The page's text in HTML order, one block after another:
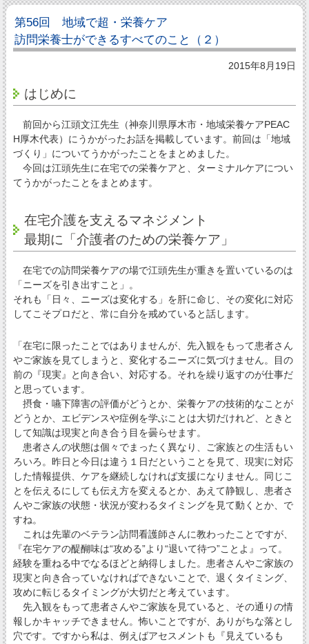
第56回 地域で超・栄養ケア
訪問栄養士ができるすべてのこと（２）
2015年8月19日
はじめに
前回から江頭文江先生（神奈川県厚木市・地域栄養ケアPEAC
H厚木代表）にうかがったお話を掲載しています。前回は「地域
づくり」についてうかがったことをまとめました。
今回は江頭先生に在宅での栄養ケアと、ターミナルケアについ
てうかがったことをまとめます。
在宅介護を支えるマネジメント
最期に「介護者のための栄養ケア」
在宅での訪問栄養ケアの場で江頭先生が重きを置いているのは
「ニーズを引き出すこと」。
それも「日々、ニーズは変化する」を肝に命じ、その変化に対応
してこそプロだと、常に自分を戒めていると話します。
「在宅に限ったことではありませんが、先入観をもって患者さん
やご家族を見てしまうと、変化するニーズに気づけません。目の
前の『現実』と向き合い、対応する。それを繰り返すのが仕事だ
と思っています。
摂食・嚥下障害の評価がどうとか、栄養ケアの技術的なことが
どうとか、エビデンスや症例を学ぶことは大切だけれど、ときと
して知識は現実と向き合う目を曇らせます。
患者さんの状態は個々でまったく異なり、ご家族との生活もい
ろいろ。昨日と今日は違う１日だということを見て、現実に対応
した情報提供、ケアを継続しなければ支援になりません。同じこ
とを伝えるにしても伝え方を変えるとか、あえて静観し、患者さ
んやご家族の状態・状況が変わるタイミングを見て動くとか、で
すね。
これは先輩のベテラン訪問看護師さんに教わったことですが、
『在宅ケアの醍醐味は“攻める”より“退いて待つ”ことよ』って。
経験を重ねる中でなるほどと納得しました。患者さんやご家族の
現実と向き合っていなければできないことで、退くタイミング、
攻めに転じるタイミングが大切だと考えています。
先入観をもって患者さんやご家族を見ていると、その通りの情
報しかキャッチできません。怖いことですが、ありがちな落とし
穴です。ですから私は、例えばアセスメントも『見えているも